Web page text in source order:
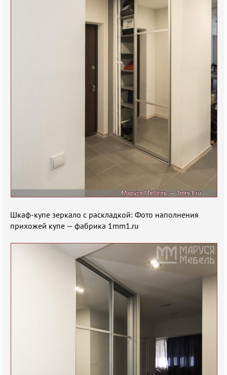
Шкаф-купе зеркало с раскладкой: Фото наполнения
прихожей купе — фабрика 1mm1.ru